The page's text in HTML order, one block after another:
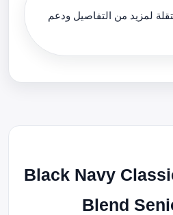
لمزيد من التفاصيل ودعم
Black Navy
Blend